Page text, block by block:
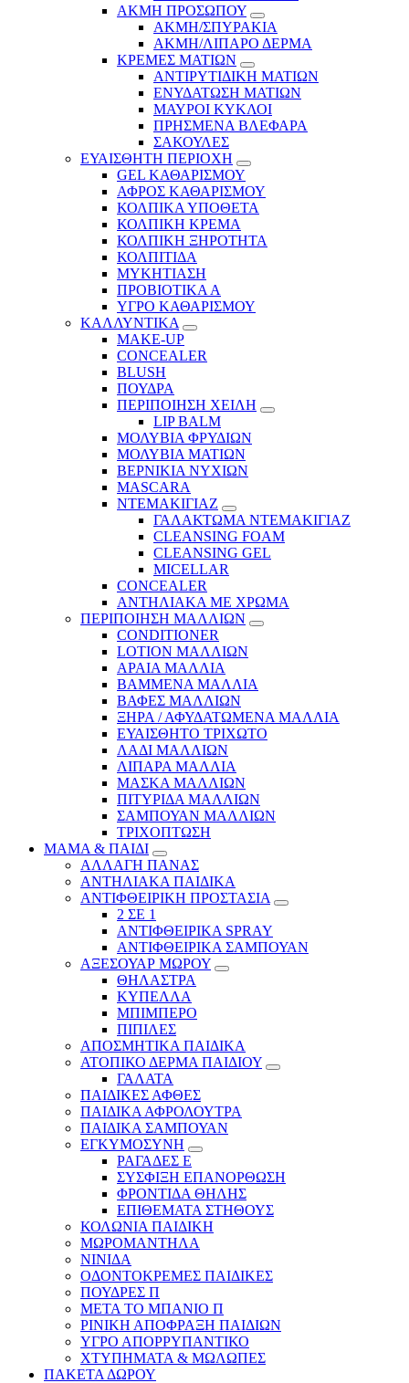
ΑΚΜΗ ΠΡΟΣΩΠΟΥ
ΑΚΜΗ/ΣΠΥΡΑΚΙΑ
ΑΚΜΗ/ΛΙΠΑΡΟ ΔΕΡΜΑ
ΚΡΕΜΕΣ ΜΑΤΙΩΝ
ΑΝΤΙΡΥΤΙΔΙΚΗ ΜΑΤΙΩΝ
ΕΝΥΔΑΤΩΣΗ ΜΑΤΙΩΝ
ΜΑΥΡΟΙ ΚΥΚΛΟΙ
ΠΡΗΣΜΕΝΑ ΒΛΕΦΑΡΑ
ΣΑΚΟΥΛΕΣ
ΕΥΑΙΣΘΗΤΗ ΠΕΡΙΟΧΗ
GEL ΚΑΘΑΡΙΣΜΟΥ
ΑΦΡΟΣ ΚΑΘΑΡΙΣΜΟΥ
ΚΟΛΠΙΚΑ ΥΠΟΘΕΤΑ
ΚΟΛΠΙΚΗ ΚΡΕΜΑ
ΚΟΛΠΙΚΗ ΞΗΡΟΤΗΤΑ
ΚΟΛΠΙΤΙΔΑ
ΜΥΚΗΤΙΑΣΗ
ΠΡΟΒΙΟΤΙΚΑ Α
ΥΓΡΟ ΚΑΘΑΡΙΣΜΟΥ
ΚΑΛΛΥΝΤΙΚΑ
MAKE-UP
CONCEALER
BLUSH
ΠΟΥΔΡΑ
ΠΕΡΙΠΟΙΗΣΗ ΧΕΙΛΗ
LIP BALM
ΜΟΛΥΒΙΑ ΦΡΥΔΙΩΝ
ΜΟΛΥΒΙΑ ΜΑΤΙΩΝ
ΒΕΡΝΙΚΙΑ ΝΥΧΙΩΝ
MASCARA
ΝΤΕΜΑΚΙΓΙΑΖ
ΓΑΛΑΚΤΩΜΑ ΝΤΕΜΑΚΙΓΙΑΖ
CLEANSING FOAM
CLEANSING GEL
MICELLAR
CONCEALER
ΑΝΤΗΛΙΑΚΑ ΜΕ ΧΡΩΜΑ
ΠΕΡΙΠΟΙΗΣΗ ΜΑΛΛΙΩΝ
CONDITIONER
LOTION ΜΑΛΛΙΩΝ
ΑΡΑΙΑ ΜΑΛΛΙΑ
ΒΑΜΜΕΝΑ ΜΑΛΛΙΑ
ΒΑΦΕΣ ΜΑΛΛΙΩΝ
ΞΗΡΑ / ΑΦΥΔΑΤΩΜΕΝΑ ΜΑΛΛΙΑ
ΕΥΑΙΣΘΗΤΟ ΤΡΙΧΩΤΟ
ΛΑΔΙ ΜΑΛΛΙΩΝ
ΛΙΠΑΡΑ ΜΑΛΛΙΑ
ΜΑΣΚΑ ΜΑΛΛΙΩΝ
ΠΙΤΥΡΙΔΑ ΜΑΛΛΙΩΝ
ΣΑΜΠΟΥΑΝ ΜΑΛΛΙΩΝ
ΤΡΙΧΟΠΤΩΣΗ
ΜΑΜΑ & ΠΑΙΔΙ
ΑΛΛΑΓΗ ΠΑΝΑΣ
ΑΝΤΗΛΙΑΚΑ ΠΑΙΔΙΚΑ
ΑΝΤΙΦΘΕΙΡΙΚΗ ΠΡΟΣΤΑΣΙΑ
2 ΣΕ 1
ΑΝΤΙΦΘΕΙΡΙΚΑ SPRAY
ΑΝΤΙΦΘΕΙΡΙΚΑ ΣΑΜΠΟΥΑΝ
ΑΞΕΣΟΥΑΡ ΜΩΡΟΥ
ΘΗΛΑΣΤΡΑ
ΚΥΠΕΛΛΑ
ΜΠΙΜΠΕΡΟ
ΠΙΠΙΛΕΣ
ΑΠΟΣΜΗΤΙΚΑ ΠΑΙΔΙΚΑ
ΑΤΟΠΙΚΟ ΔΕΡΜΑ ΠΑΙΔΙΟΥ
ΓΑΛΑΤΑ
ΠΑΙΔΙΚΕΣ ΑΦΘΕΣ
ΠΑΙΔΙΚΑ ΑΦΡΟΛΟΥΤΡΑ
ΠΑΙΔΙΚΑ ΣΑΜΠΟΥΑΝ
ΕΓΚΥΜΟΣΥΝΗ
ΡΑΓΑΔΕΣ Ε
ΣΥΣΦΙΞΗ ΕΠΑΝΟΡΘΩΣΗ
ΦΡΟΝΤΙΔΑ ΘΗΛΗΣ
ΕΠΙΘΕΜΑΤΑ ΣΤΗΘΟΥΣ
ΚΟΛΩΝΙΑ ΠΑΙΔΙΚΗ
ΜΩΡΟΜΑΝΤΗΛΑ
ΝΙΝΙΔΑ
ΟΔΟΝΤΟΚΡΕΜΕΣ ΠΑΙΔΙΚΕΣ
ΠΟΥΔΡΕΣ Π
ΜΕΤΑ ΤΟ ΜΠΑΝΙΟ Π
ΡΙΝΙΚΗ ΑΠΟΦΡΑΞΗ ΠΑΙΔΙΩΝ
ΥΓΡΟ ΑΠΟΡΡΥΠΑΝΤΙΚΟ
ΧΤΥΠΗΜΑΤΑ & ΜΩΛΩΠΕΣ
ΠΑΚΕΤΑ ΔΩΡΟΥ